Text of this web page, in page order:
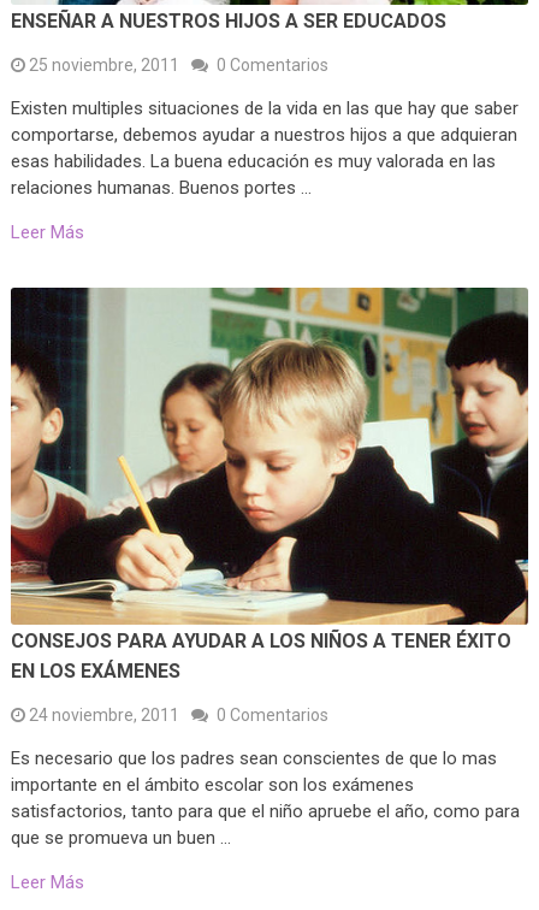
ENSEÑAR A NUESTROS HIJOS A SER EDUCADOS
25 noviembre, 2011 0 Comentarios
Existen multiples situaciones de la vida en las que hay que saber
comportarse, debemos ayudar a nuestros hijos a que adquieran
esas habilidades. La buena educación es muy valorada en las
relaciones humanas. Buenos portes …
Leer Más
CONSEJOS PARA AYUDAR A LOS NIÑOS A TENER ÉXITO
EN LOS EXÁMENES
24 noviembre, 2011 0 Comentarios
Es necesario que los padres sean conscientes de que lo mas
importante en el ámbito escolar son los exámenes
satisfactorios, tanto para que el niño apruebe el año, como para
que se promueva un buen …
Leer Más